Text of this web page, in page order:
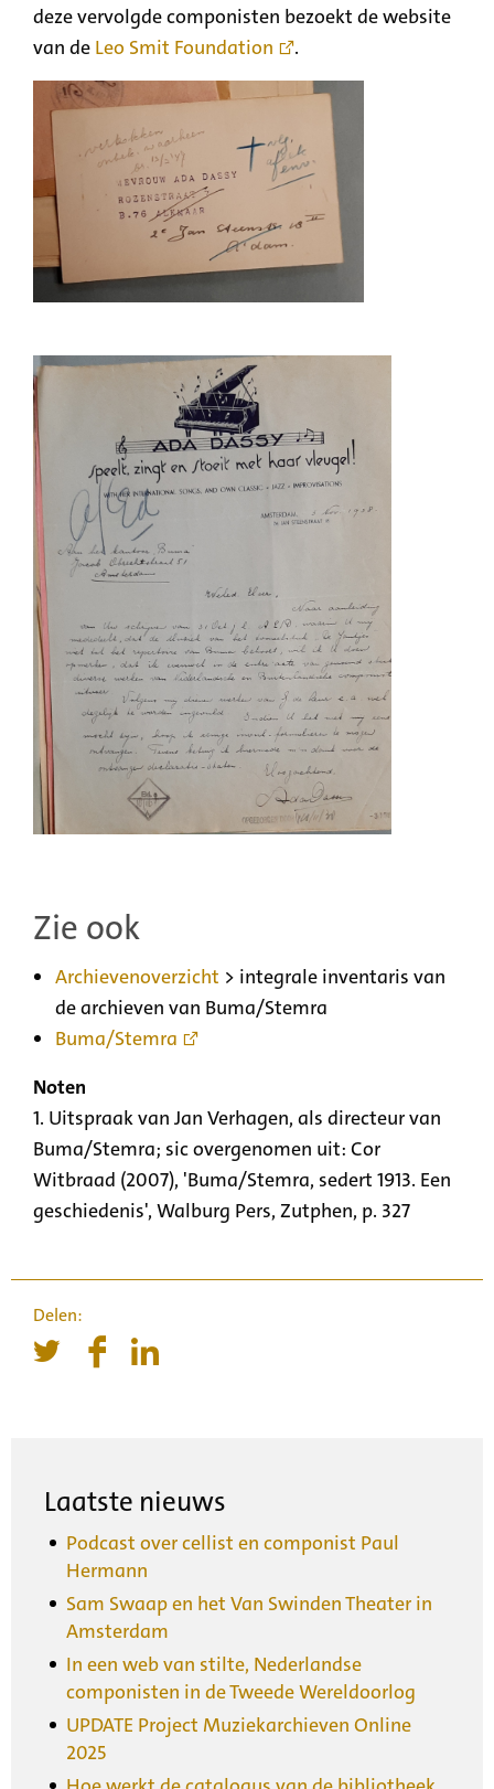
deze vervolgde componisten bezoekt de website
van de Leo Smit Foundation .
Zie ook
Archievenoverzicht > integrale inventaris van
de archieven van Buma/Stemra
Buma/Stemra
Noten
1. Uitspraak van Jan Verhagen, als directeur van
Buma/Stemra; sic overgenomen uit: Cor
Witbraad (2007), 'Buma/Stemra, sedert 1913. Een
geschiedenis', Walburg Pers, Zutphen, p. 327
Laatste nieuws
Podcast over cellist en componist Paul
Hermann
Sam Swaap en het Van Swinden Theater in
Amsterdam
In een web van stilte, Nederlandse
componisten in de Tweede Wereldoorlog
UPDATE Project Muziekarchieven Online
2025